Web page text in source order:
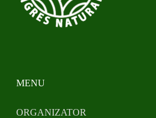
MENU
ORGANIZATOR